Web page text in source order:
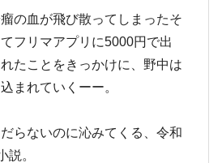
の血が飛び散ってしまったそ
フリマアプリに5000円で出
たことをきっかけに、野中は
まれていくーー。
らないのに沁みてくる、令和
説。